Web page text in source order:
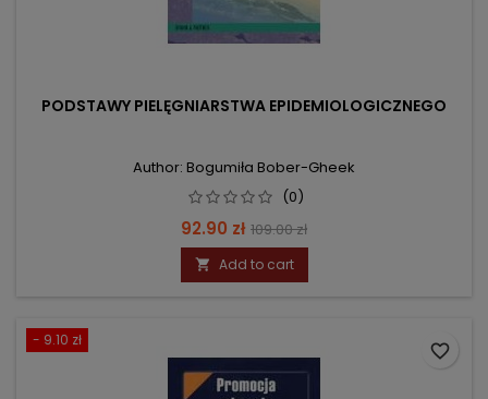
PODSTAWY PIELĘGNIARSTWA EPIDEMIOLOGICZNEGO
Author: Bogumiła Bober-Gheek
(0)
Price
92.90 zł Regular
price
109.00 zł
 Add to cart
- 9.10 zł
favorite_border